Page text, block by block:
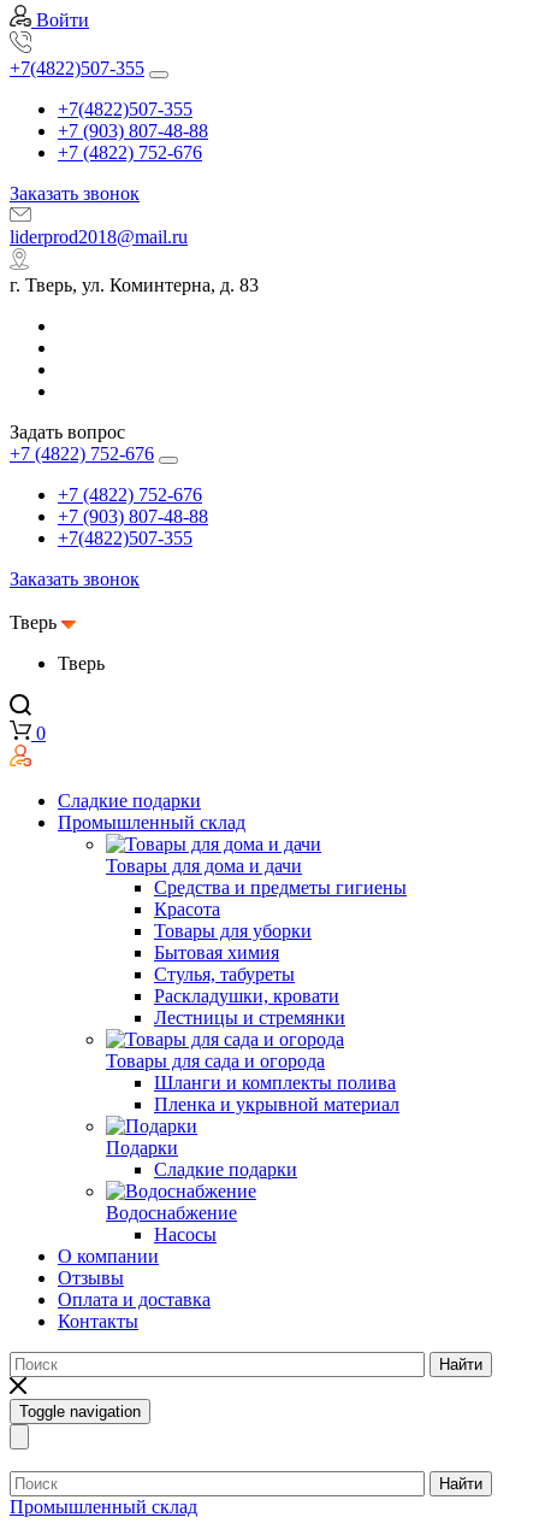
Войти
+7(4822)507-355
+7(4822)507-355
+7 (903) 807-48-88
+7 (4822) 752-676
Заказать звонок
liderprod2018@mail.ru
г. Тверь, ул. Коминтерна, д. 83
Задать вопрос
+7 (4822) 752-676
+7 (4822) 752-676
+7 (903) 807-48-88
+7(4822)507-355
Заказать звонок
Тверь
Тверь
0
Сладкие подарки
Промышленный склад
Товары для дома и дачи
Средства и предметы гигиены
Красота
Товары для уборки
Бытовая химия
Стулья, табуреты
Раскладушки, кровати
Лестницы и стремянки
Товары для сада и огорода
Шланги и комплекты полива
Пленка и укрывной материал
Подарки
Cладкие подарки
Водоснабжение
Насосы
О компании
Отзывы
Оплата и доставка
Контакты
Найти
Toggle navigation
Найти
Промышленный склад